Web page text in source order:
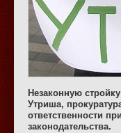
Незаконную
Утриша,
ответственности
законодательства.